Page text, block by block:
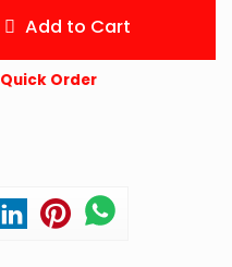
Add to Cart
Quick Order